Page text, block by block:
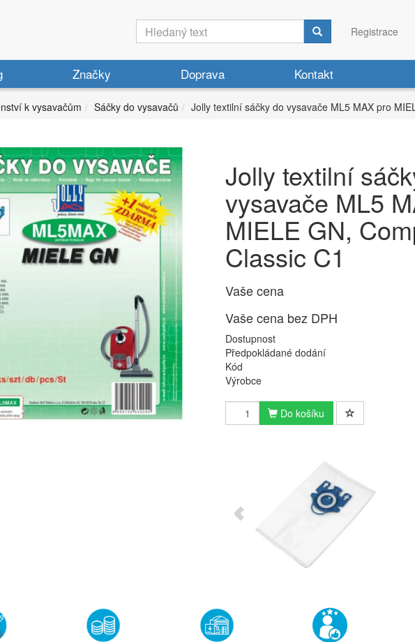
Registrace
Značky Doprava Kontakt
k vysavačům Sáčky do vysavačů Jolly textilní sáčky do vysavače ML5 MAX pro
Jolly textilní
vysavače ML5
MIELE GN,
Classic C1
Vaše cena
Vaše cena bez DPH
Dostupnost
Předpokládané dodání
Kód
Výrobce
Do košíku